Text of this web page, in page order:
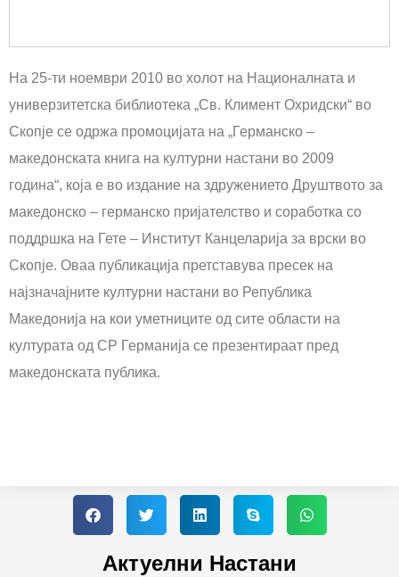
На 25-ти ноември 2010 во холот на Националната и
универзитетска библиотека „Св. Климент Охридски“ во
Скопје се одржа промоцијата на „Германско –
македонската книга на културни настани во 2009
година“, која е во издание на здружението Друштвото за
македонско – германско пријателство и соработка со
поддршка на Гете – Институт Канцеларија за врски во
Скопје. Оваа публикација претставува пресек на
најзначајните културни настани во Република
Македонија на кои уметниците од сите области на
културата од СР Германија се презентираат пред
македонската публика.
Актуелни Настани